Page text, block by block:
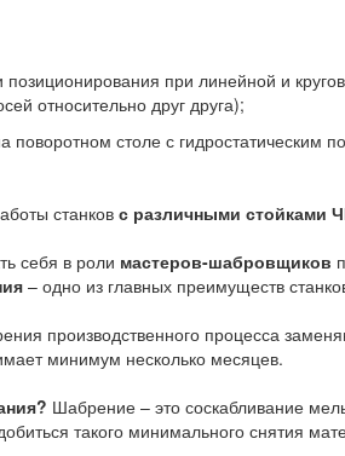
позиционирования при линейной и
относительно друг друга);
столе с гидростатическим
станков с различными стойками
себя в роли мастеров-шабровщиков
– одно из главных преимуществ
производственного процесса
минимум несколько месяцев.
Шабрение – это соскабливание
такого минимального снятия